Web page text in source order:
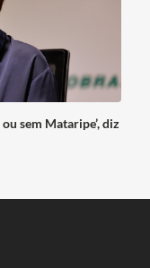
sem Mataripe’, diz